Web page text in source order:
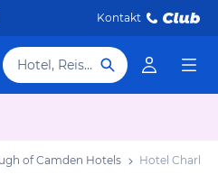
Kontakt
Hotel, Reiseziel
of Camden Hotels Hotel Charlies